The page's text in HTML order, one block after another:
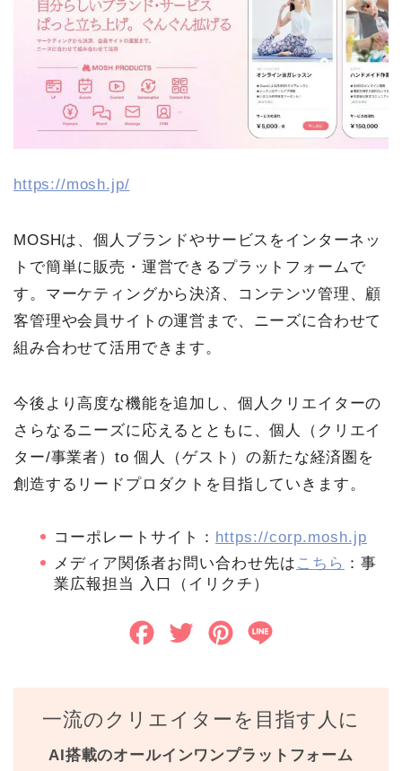
https://mosh.jp/
MOSHは、個人ブランドやサービスをインターネッ
トで簡単に販売・運営できるプラットフォームで
す。マーケティングから決済、コンテンツ管理、顧
客管理や会員サイトの運営まで、ニーズに合わせて
組み合わせて活用できます。
今後より高度な機能を追加し、個人クリエイターの
さらなるニーズに応えるとともに、個人（クリエイ
ター/事業者）to 個人（ゲスト）の新たな経済圏を
創造するリードプロダクトを目指していきます。
コーポレートサイト： https://corp.mosh.jp
メディア関係者お問い合わせ先は こちら ：事
業広報担当 入口（イリクチ）
e
b
t
t
t e
一流のクリエイターを目指す人に
AI搭載のオールインワンプラットフォーム